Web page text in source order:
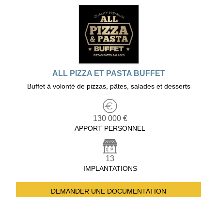
ALL PIZZA ET PASTA BUFFET
Buffet à volonté de pizzas, pâtes, salades et desserts
130 000 €
APPORT PERSONNEL
13
IMPLANTATIONS
DEMANDER UNE DOCUMENTATION